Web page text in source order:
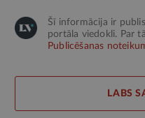
Šī informācija ir
portāla viedokli. Par
Publicēšanas
LABS